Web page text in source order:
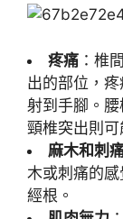
疼痛 ：椎
出的部位，
射到手腳。
頸椎突出則可
麻木和刺
木或刺痛的
經根。